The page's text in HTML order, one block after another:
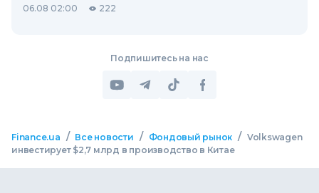
06.08 02:00 222
Подпишитесь на нас
Finance.ua / Все новости / Фондовый рынок / Volkswagen
инвестирует $2,7 млрд в производство в Китае